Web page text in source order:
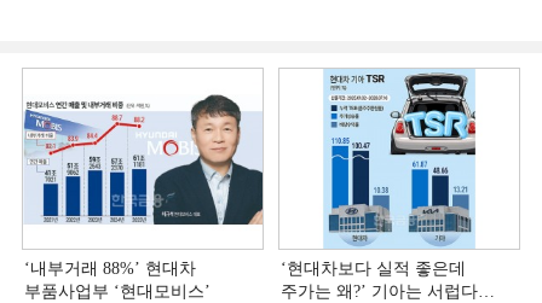
‘내부거래 88%ʼ 현대차
부품사업부 ‘현대모비스ʼ
‘현대차보다 실적 좋은데
주가는 왜?ʼ 기아는 서럽다